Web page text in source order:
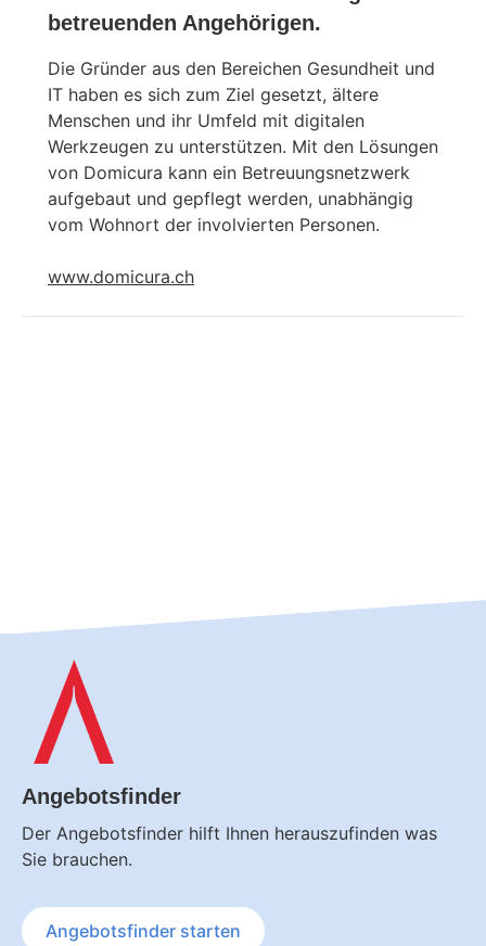
betreuenden Angehörigen.
Die Gründer aus den Bereichen Gesundheit und
IT haben es sich zum Ziel gesetzt, ältere
Menschen und ihr Umfeld mit digitalen
Werkzeugen zu unterstützen. Mit den Lösungen
von Domicura kann ein Betreuungsnetzwerk
aufgebaut und gepflegt werden, unabhängig
vom Wohnort der involvierten Personen.
www.domicura.ch
Angebotsfinder
Der Angebotsfinder hilft Ihnen herauszufinden was
Sie brauchen.
Angebotsfinder starten